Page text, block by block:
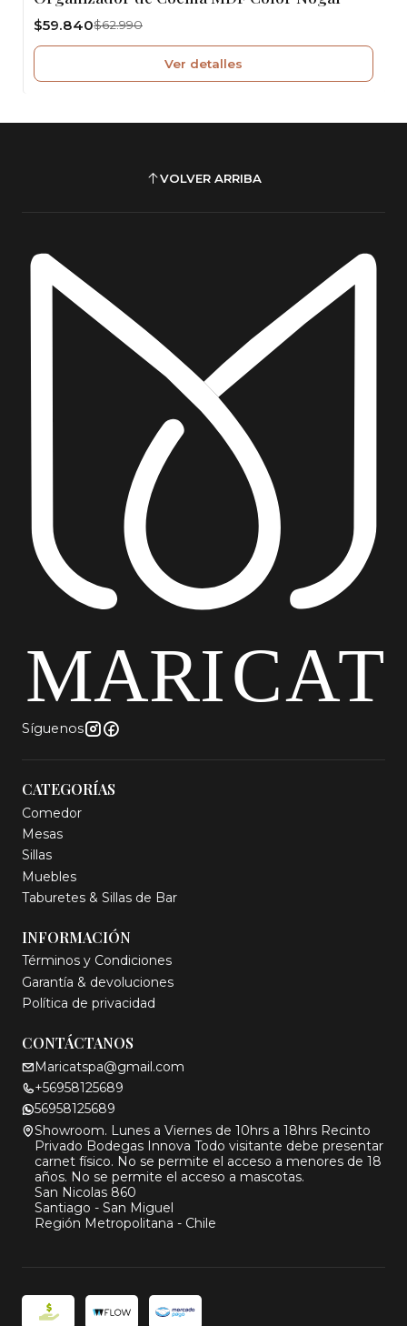
$59.840$62.990
Ver detalles
VOLVER ARRIBA
Síguenos
CATEGORÍAS
Comedor
Mesas
Sillas
Muebles
Taburetes & Sillas de Bar
INFORMACIÓN
Términos y Condiciones
Garantía & devoluciones
Política de privacidad
CONTÁCTANOS
Maricatspa@gmail.com
+56958125689
56958125689
Showroom. Lunes a Viernes de 10hrs a 18hrs Recinto
Privado Bodegas Innova Todo visitante debe presentar
carnet físico. No se permite el acceso a menores de 18
años. No se permite el acceso a mascotas.
San Nicolas 860
Santiago - San Miguel
Región Metropolitana - Chile